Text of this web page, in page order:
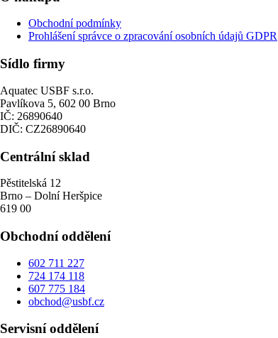
Obchodní podmínky
Prohlášení správce o zpracování osobních údajů GDPR
Sídlo firmy
Aquatec USBF s.r.o.
Pavlíkova 5, 602 00 Brno
IČ: 26890640
DIČ: CZ26890640
Centrální sklad
Pěstitelská 12
Brno – Dolní Heršpice
619 00
Obchodní oddělení
602 711 227
724 174 118
607 775 184
obchod@usbf.cz
Servisní oddělení